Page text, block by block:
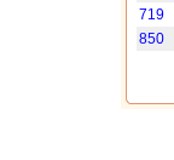
719
850